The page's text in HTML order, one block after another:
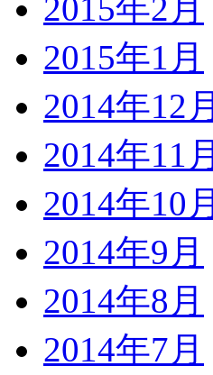
2015年2月
2015年1月
2014年12月
2014年11月
2014年10月
2014年9月
2014年8月
2014年7月